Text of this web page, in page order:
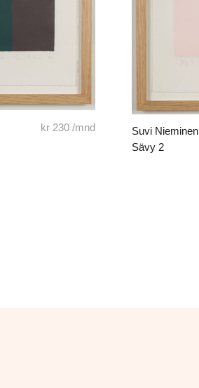
kr230/mnd
Suvi Nieminen
Sävy 2